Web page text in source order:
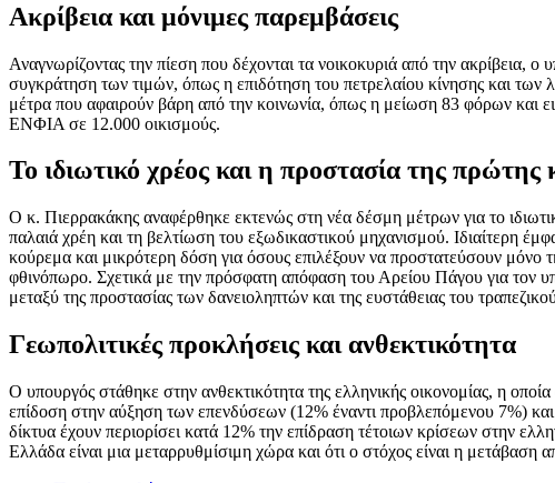
Ακρίβεια και μόνιμες παρεμβάσεις
Αναγνωρίζοντας την πίεση που δέχονται τα νοικοκυριά από την ακρίβεια,
συγκράτηση των τιμών, όπως η επιδότηση του πετρελαίου κίνησης και
μέτρα που αφαιρούν βάρη από την κοινωνία, όπως η μείωση 83 φόρων και
ΕΝΦΙΑ σε 12.000 οικισμούς.
Το ιδιωτικό χρέος και η προστασία της πρώτης
Ο κ. Πιερρακάκης αναφέρθηκε εκτενώς στη νέα δέσμη μέτρων για το
παλαιά χρέη και τη βελτίωση του εξωδικαστικού μηχανισμού. Ιδιαίτερη
κούρεμα και μικρότερη δόση για όσους επιλέξουν να προστατεύσουν
φθινόπωρο. Σχετικά με την πρόσφατη απόφαση του Αρείου Πάγου για τον
μεταξύ της προστασίας των δανειοληπτών και της ευστάθειας του
Γεωπολιτικές προκλήσεις και ανθεκτικότητα
Ο υπουργός στάθηκε στην ανθεκτικότητα της ελληνικής οικονομίας, η
επίδοση στην αύξηση των επενδύσεων (12% έναντι προβλεπόμενου 7%)
δίκτυα έχουν περιορίσει κατά 12% την επίδραση τέτοιων κρίσεων στην
Ελλάδα είναι μια μεταρρυθμίσιμη χώρα και ότι ο στόχος είναι η μετάβαση